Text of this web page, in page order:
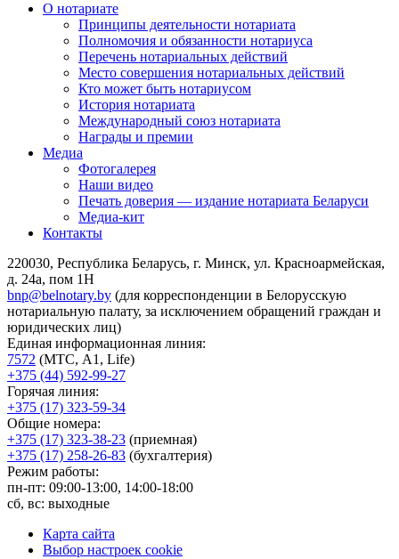
О нотариате
Принципы деятельности нотариата
Полномочия и обязанности нотариуса
Перечень нотариальных действий
Место совершения нотариальных действий
Кто может быть нотариусом
История нотариата
Международный союз нотариата
Награды и премии
Медиа
Фотогалерея
Наши видео
Печать доверия — издание нотариата Беларуси
Медиа-кит
Контакты
220030, Республика Беларусь, г. Минск, ул. Красноармейская,
д. 24а, пом 1Н
bnp@belnotary.by (для корреспонденции в Белорусскую
нотариальную палату, за исключением обращений граждан и
юридических лиц)
Единая информационная линия:
7572 (МТС, A1, Life)
+375 (44) 592-99-27
Горячая линия:
+375 (17) 323-59-34
Общие номера:
+375 (17) 323-38-23 (приемная)
+375 (17) 258-26-83 (бухгалтерия)
Режим работы:
пн-пт: 09:00-13:00, 14:00-18:00
сб, вс: выходные
Карта сайта
Выбор настроек cookie